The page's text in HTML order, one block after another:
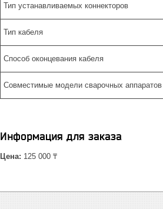
Тип устанавливаемых коннекторов
Тип кабеля
Способ оконцевания кабеля
Совместимые модели сварочных аппаратов
Информация для заказа
Цена: 125 000 ₸